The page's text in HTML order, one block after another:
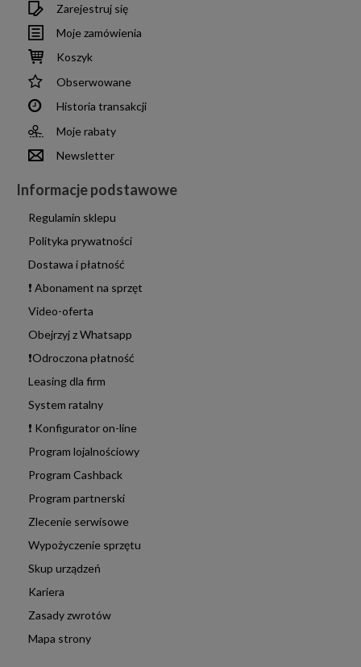
Zarejestruj się
Moje zamówienia
Koszyk
Obserwowane
Historia transakcji
Moje rabaty
Newsletter
Informacje podstawowe
Regulamin sklepu
Polityka prywatności
Dostawa i płatność
❗ Abonament na sprzęt
Video-oferta
Obejrzyj z Whatsapp
❗Odroczona płatność
Leasing dla firm
System ratalny
❗ Konfigurator on-line
Program lojalnościowy
Program Cashback
Program partnerski
Zlecenie serwisowe
Wypożyczenie sprzętu
Skup urządzeń
Kariera
Zasady zwrotów
Mapa strony